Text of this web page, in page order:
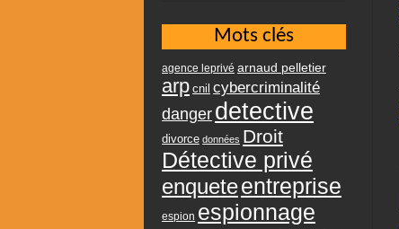
Mots clés
agence leprivé arnaud pelletier
arp cnil cybercriminalité
danger detective
divorce données Droit
Détective privé
enqueteentreprise
espion espionnage